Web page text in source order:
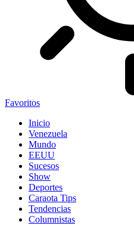
Favoritos
Inicio
Venezuela
Mundo
EEUU
Sucesos
Show
Deportes
Caraota Tips
Tendencias
Columnistas